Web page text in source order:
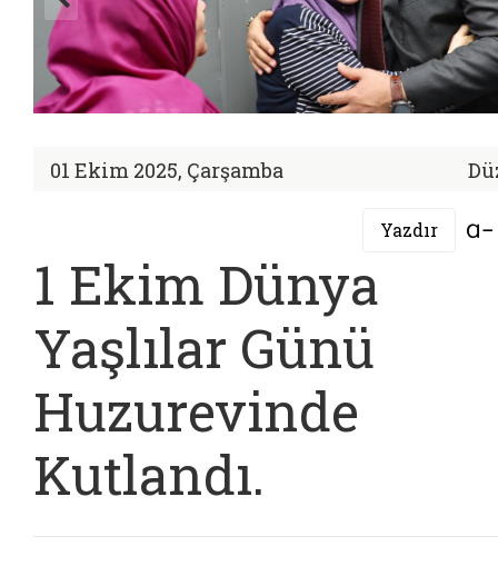
01 Ekim 2025, Çarşamba
Yazdır
1 Ekim Dünya
Yaşlılar Günü
Huzurevinde
Kutlandı.